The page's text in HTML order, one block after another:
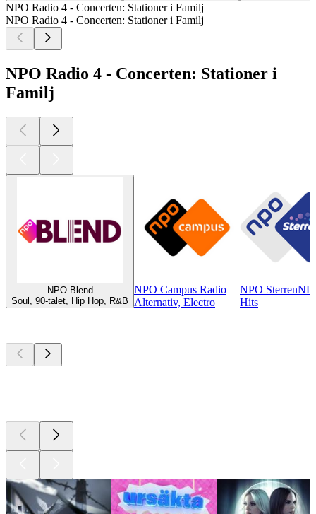
NPO Radio 4 - Concerten: Stationer i Familj
NPO Radio 4 - Concerten: Stationer i Familj
NPO Radio 4 - Concerten: Stationer i
Familj
NPO Blend
Soul, 90-talet, Hip Hop, R&B
NPO Campus Radio
Alternativ, Electro
NPO SterrenNL
Hits